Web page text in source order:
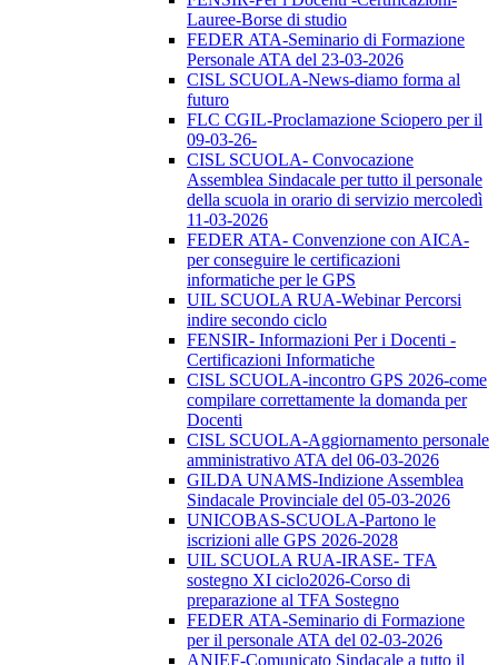
Lauree-Borse di studio
FEDER ATA-Seminario di Formazione
Personale ATA del 23-03-2026
CISL SCUOLA-News-diamo forma al
futuro
FLC CGIL-Proclamazione Sciopero per il
09-03-26-
CISL SCUOLA- Convocazione
Assemblea Sindacale per tutto il personale
della scuola in orario di servizio mercoledì
11-03-2026
FEDER ATA- Convenzione con AICA-
per conseguire le certificazioni
informatiche per le GPS
UIL SCUOLA RUA-Webinar Percorsi
indire secondo ciclo
FENSIR- Informazioni Per i Docenti -
Certificazioni Informatiche
CISL SCUOLA-incontro GPS 2026-come
compilare correttamente la domanda per
Docenti
CISL SCUOLA-Aggiornamento personale
amministrativo ATA del 06-03-2026
GILDA UNAMS-Indizione Assemblea
Sindacale Provinciale del 05-03-2026
UNICOBAS-SCUOLA-Partono le
iscrizioni alle GPS 2026-2028
UIL SCUOLA RUA-IRASE- TFA
sostegno XI ciclo2026-Corso di
preparazione al TFA Sostegno
FEDER ATA-Seminario di Formazione
per il personale ATA del 02-03-2026
ANIEF-Comunicato Sindacale a tutto il